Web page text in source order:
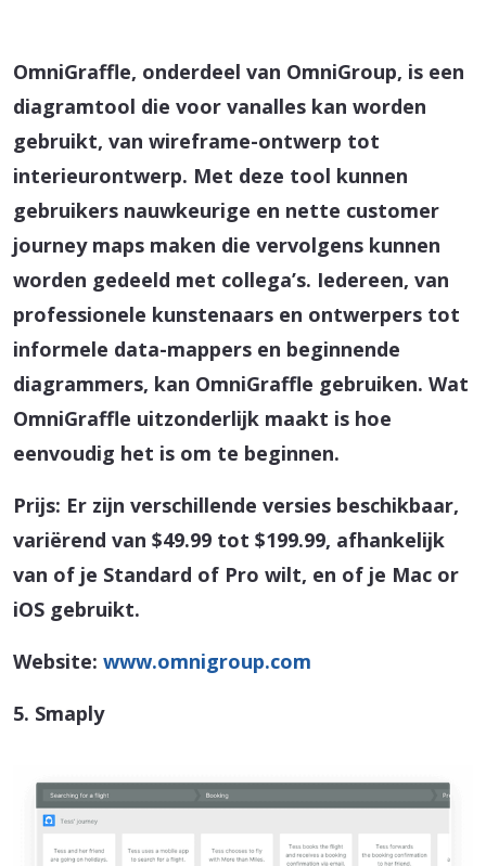
OmniGraffle, onderdeel van OmniGroup, is een
diagramtool die voor vanalles kan worden
gebruikt, van wireframe-ontwerp tot
interieurontwerp. Met deze tool kunnen
gebruikers nauwkeurige en nette customer
journey maps maken die vervolgens kunnen
worden gedeeld met collega’s. Iedereen, van
professionele kunstenaars en ontwerpers tot
informele data-mappers en beginnende
diagrammers, kan OmniGraffle gebruiken. Wat
OmniGraffle uitzonderlijk maakt is hoe
eenvoudig het is om te beginnen.
Prijs: Er zijn verschillende versies beschikbaar,
variërend van $49.99 tot $199.99, afhankelijk
van of je Standard of Pro wilt, en of je Mac or
iOS gebruikt.
Website: www.omnigroup.com
5. Smaply